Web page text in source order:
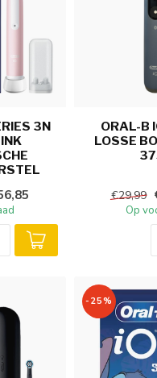
3N
ORAL-B
LOSSE
€29,99
Op
-25%